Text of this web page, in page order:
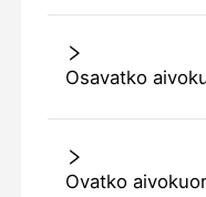
Osavatko
Ovatko